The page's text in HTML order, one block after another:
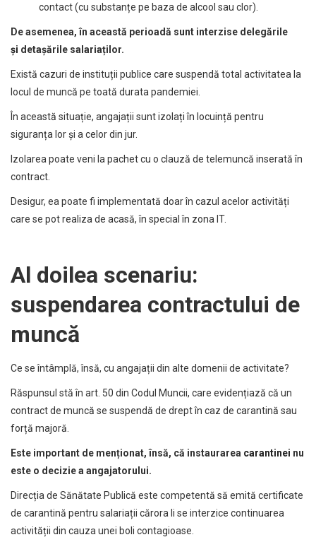
contact (cu substanțe pe baza de alcool sau clor).
De asemenea, în această perioadă sunt interzise delegările
și detașările salariaților.
Există cazuri de instituții publice care suspendă total activitatea la
locul de muncă pe toată durata pandemiei.
În această situație, angajații sunt izolați în locuință pentru
siguranța lor și a celor din jur.
Izolarea poate veni la pachet cu o clauză de telemuncă inserată în
contract.
Desigur, ea poate fi implementată doar în cazul acelor activități
care se pot realiza de acasă, în special în zona IT.
Al doilea scenariu:
suspendarea contractului de
muncă
Ce se întâmplă, însă, cu angajații din alte domenii de activitate?
Răspunsul stă în art. 50 din Codul Muncii, care evidențiază că un
contract de muncă se suspendă de drept în caz de carantină sau
forță majoră.
Este important de menționat, însă, că instaurarea carantinei nu
este o decizie a angajatorului.
Direcția de Sănătate Publică este competentă să emită certificate
de carantină pentru salariații cărora li se interzice continuarea
activității din cauza unei boli contagioase.